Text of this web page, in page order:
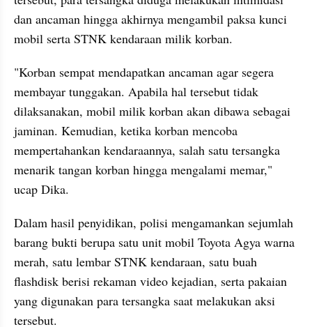
dan ancaman hingga akhirnya mengambil paksa kunci
mobil serta STNK kendaraan milik korban.
"Korban sempat mendapatkan ancaman agar segera
membayar tunggakan. Apabila hal tersebut tidak
dilaksanakan, mobil milik korban akan dibawa sebagai
jaminan. Kemudian, ketika korban mencoba
mempertahankan kendaraannya, salah satu tersangka
menarik tangan korban hingga mengalami memar,"
ucap Dika.
Dalam hasil penyidikan, polisi mengamankan sejumlah
barang bukti berupa satu unit mobil Toyota Agya warna
merah, satu lembar STNK kendaraan, satu buah
flashdisk berisi rekaman video kejadian, serta pakaian
yang digunakan para tersangka saat melakukan aksi
tersebut.